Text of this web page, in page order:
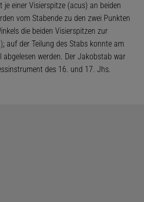
je einer Visierspitze (acus) an beiden
vom Stabende zu den zwei Punkten
die beiden Visierspitzen zur
; auf der Teilung des Stabs konnte am
abgelesen werden. Der Jakobstab war
des 16. und 17. Jhs.